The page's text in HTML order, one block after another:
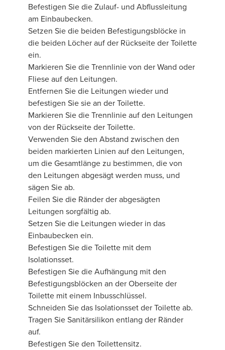
Befestigen Sie die Zulauf- und Abflussleitung
am Einbaubecken.
Setzen Sie die beiden Befestigungsblöcke in
die beiden Löcher auf der Rückseite der Toilette
ein.
Markieren Sie die Trennlinie von der Wand oder
Fliese auf den Leitungen.
Entfernen Sie die Leitungen wieder und
befestigen Sie sie an der Toilette.
Markieren Sie die Trennlinie auf den Leitungen
von der Rückseite der Toilette.
Verwenden Sie den Abstand zwischen den
beiden markierten Linien auf den Leitungen,
um die Gesamtlänge zu bestimmen, die von
den Leitungen abgesägt werden muss, und
sägen Sie ab.
Feilen Sie die Ränder der abgesägten
Leitungen sorgfältig ab.
Setzen Sie die Leitungen wieder in das
Einbaubecken ein.
Befestigen Sie die Toilette mit dem
Isolationsset.
Befestigen Sie die Aufhängung mit den
Befestigungsblöcken an der Oberseite der
Toilette mit einem Inbusschlüssel.
Schneiden Sie das Isolationsset der Toilette ab.
Tragen Sie Sanitärsilikon entlang der Ränder
auf.
Befestigen Sie den Toilettensitz.